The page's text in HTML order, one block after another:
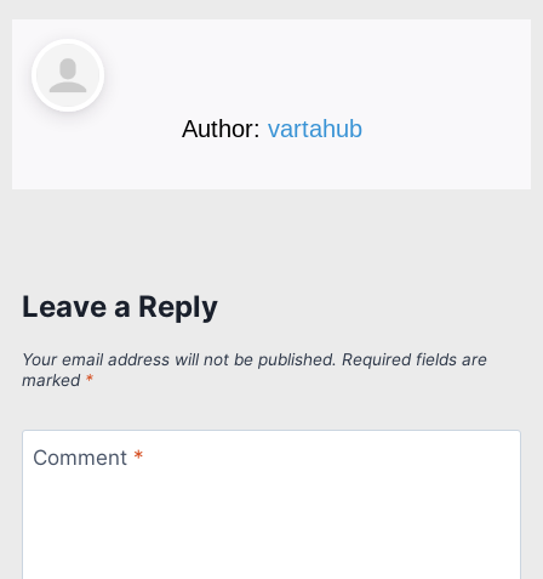
Author: vartahub
Leave a Reply
Your email address will not be published. Required fields are
marked *
Comment *